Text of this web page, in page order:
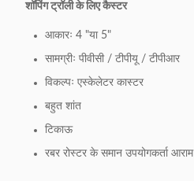
शॉपिंग ट्रॉली के लिए कैस्टर
आकारः 4 "या 5"
सामग्रीः पीवीसी / टीपीयू / टीपीआर
विकल्पः एस्केलेटर कास्टर
बहुत शांत
टिकाऊ
रबर रोस्टर के समान उपयोगकर्ता आराम